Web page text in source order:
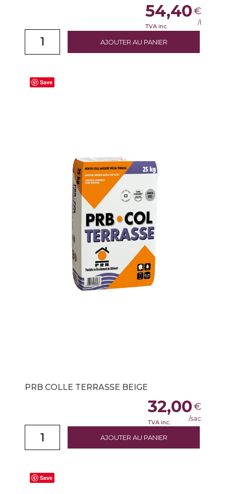
AJOUTER AU PANIER
54,40€
TVA inc. /l
Save
PRB COLLE TERRASSE BEIGE
AJOUTER AU PANIER
32,00€
TVA inc. /sac
Save